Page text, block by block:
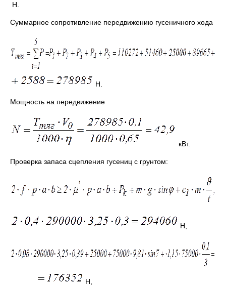
Н.
Суммарное сопротивление передвижению гусеничного хода
Н.
Мощность на передвижение
кВт.
Проверка запаса сцепления гусениц с грунтом:
Н,
Н,